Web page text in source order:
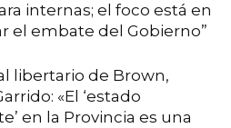
internas; el foco está en
el embate del Gobierno”
libertario de Brown,
«El ‘estado
en la Provincia es una